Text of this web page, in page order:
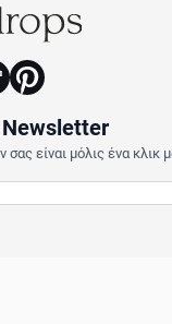
είναι μόλις ένα κλικ